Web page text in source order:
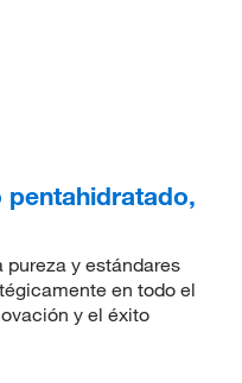
y estándares
en todo el
y el éxito